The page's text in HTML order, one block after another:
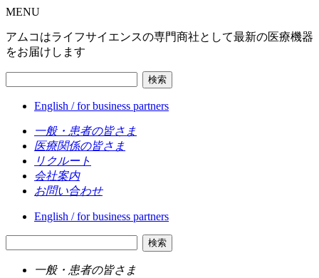
MENU
アムコはライフサイエンスの専門商社として最新の医療機器
をお届けします
検索
English / for business partners
一般・患者の皆さま
医療関係の皆さま
リクルート
会社案内
お問い合わせ
English / for business partners
検索
一般・患者の皆さま